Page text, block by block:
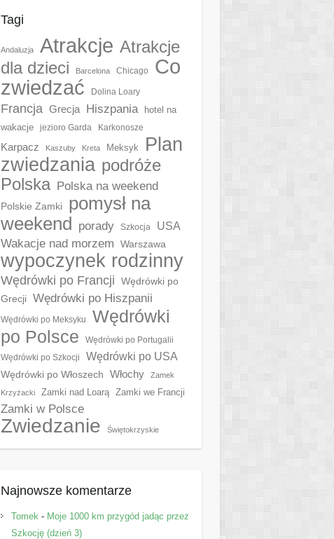
Tagi
Andaluzja Atrakcje Atrakcje
dla dzieci
Barcelona Chicago
Co
zwiedzać
Dolina Loary
Francja Grecja Hiszpania
hotel na
wakacje
jezioro Garda Karkonosze
Karpacz Kaszuby Kreta Meksyk
Plan
zwiedzania podróże
Polska Polska na weekend
Polskie Zamki
pomysł na
weekend porady Szkocja USA
Wakacje nad morzem Warszawa
wypoczynek rodzinny
Wędrówki po Francji
Wędrówki po
Grecji
Wędrówki po Hiszpanii
Wędrówki po Meksyku
Wędrówki
po Polsce
Wędrówki po Portugalii
Wędrówki po Szkocji Wędrówki po USA
Wędrówki po Włoszech Włochy Zamek
Krzyżacki Zamki nad Loarą Zamki we Francji
Zamki w Polsce
Zwiedzanie Świętokrzyskie
Najnowsze komentarze
Tomek - Moje 1000 km przygód jadąc przez
Szkocję (dzień 3)